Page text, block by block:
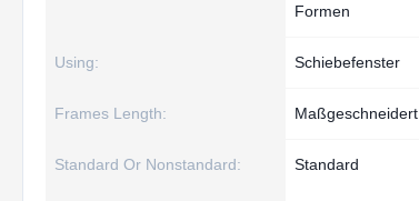
Formen
Using: Schiebefenster
Frames Length: Maßgeschneidert
Standard Or Nonstandard: Standard